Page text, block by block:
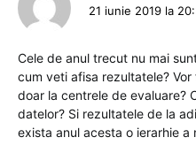
21 iunie 2019 la
Cele de anul trecut nu mai
cum veti afisa rezultatele?
doar la centrele de evaluare?
datelor? Si rezultatele de la
exista anul acesta o ierarhie a